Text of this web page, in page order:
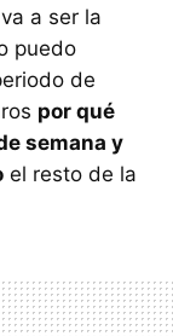
a ser la
puedo
de
por qué
semana y
el resto de la